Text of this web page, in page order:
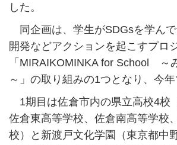
した。
同企画は、学生がSDGsを学ん
開発などアクションを起こすプロ
「MIRAIKOMINKA for School ～
～」の取り組みの1つとなり、今年
1期目は佐倉市内の県立高校4校
佐倉東高等学校、佐倉南高等学校
校）と新渡戸文化学園（東京都中